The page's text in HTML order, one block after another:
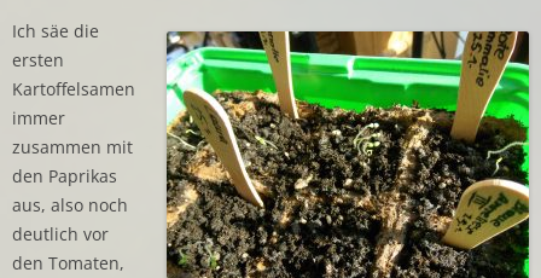
Ich säe die
ersten
Kartoffelsamen
immer
zusammen mit
den Paprikas
aus, also noch
deutlich vor
den Tomaten,